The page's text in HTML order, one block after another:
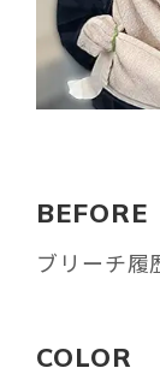
BEFORE
ブリーチ履
COLOR